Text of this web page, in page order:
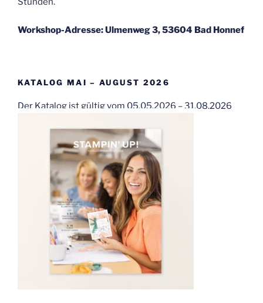
Workshop-Adresse: Ulmenweg 3, 53604 Bad Honnef
KATALOG MAI – AUGUST 2026
Der Katalog ist gültig vom 05.05.2026 – 31.08.2026